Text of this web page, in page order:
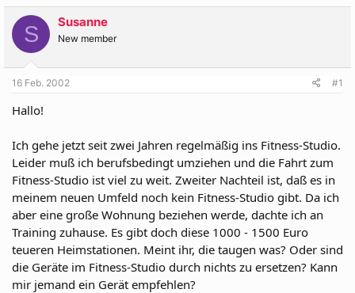
t
l
l
e
r
t
e
l
t
S Susanne
New member
16 Feb. 2002 #1
Hallo!
Ich gehe jetzt seit zwei Jahren regelmäßig ins Fitness-Studio.
Leider muß ich berufsbedingt umziehen und die Fahrt zum
Fitness-Studio ist viel zu weit. Zweiter Nachteil ist, daß es in
meinem neuen Umfeld noch kein Fitness-Studio gibt. Da ich
aber eine große Wohnung beziehen werde, dachte ich an
Training zuhause. Es gibt doch diese 1000 - 1500 Euro
teueren Heimstationen. Meint ihr, die taugen was? Oder sind
die Geräte im Fitness-Studio durch nichts zu ersetzen? Kann
mir jemand ein Gerät empfehlen?